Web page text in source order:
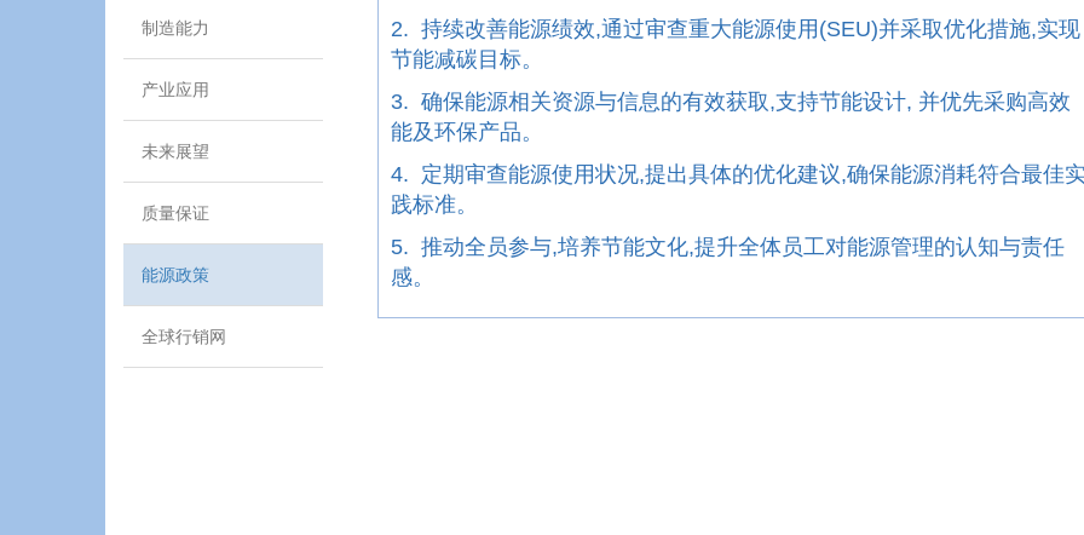
制造能力
产业应用
未来展望
质量保证
能源政策
全球行销网
2. 持续改善能源绩效,通过审查重大能源使用(SEU)并采取优化措施,实现
节能减碳目标。
3. 确保能源相关资源与信息的有效获取,支持节能设计, 并优先采购高效
能及环保产品。
4. 定期审查能源使用状况,提出具体的优化建议,确保能源消耗符合最佳实
践标准。
5. 推动全员参与,培养节能文化,提升全体员工对能源管理的认知与责任
感。